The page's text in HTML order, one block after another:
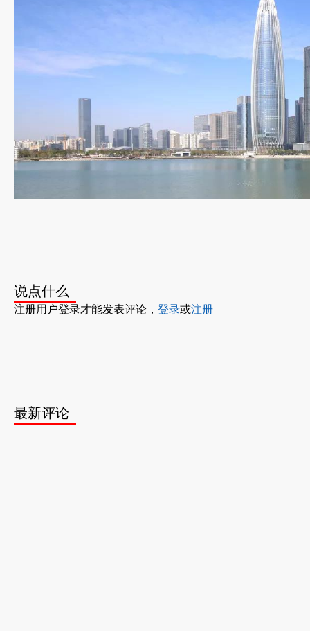
说点什么
注册用户登录才能发表评论， 登录或注册
最新评论